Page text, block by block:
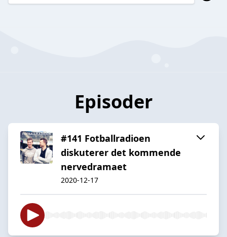
Episoder
#141 Fotballradioen
diskuterer det kommende
nervedramaet
2020-12-17